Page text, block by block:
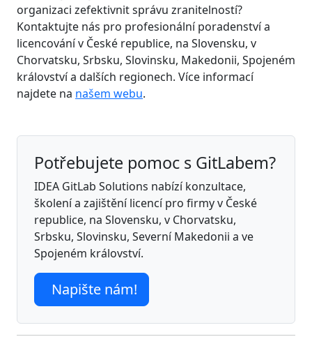
organizaci zefektivnit správu zranitelností?
Kontaktujte nás pro profesionální poradenství a
licencování v České republice, na Slovensku, v
Chorvatsku, Srbsku, Slovinsku, Makedonii, Spojeném
království a dalších regionech. Více informací
najdete na našem webu.
Potřebujete pomoc s GitLabem?
IDEA GitLab Solutions nabízí konzultace,
školení a zajištění licencí pro firmy v České
republice, na Slovensku, v Chorvatsku,
Srbsku, Slovinsku, Severní Makedonii a ve
Spojeném království.
Napište nám!